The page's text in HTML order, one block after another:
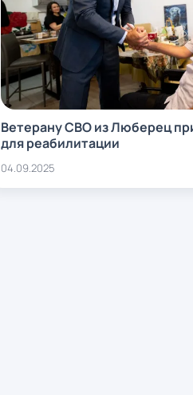
Ветерану СВО из Люберец
для реабилитации
04.09.2025